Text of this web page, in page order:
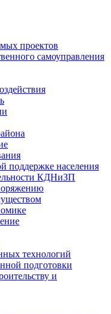
проектов
самоуправления
поддержке населения
КДНиЗП
технологий
подготовки
и